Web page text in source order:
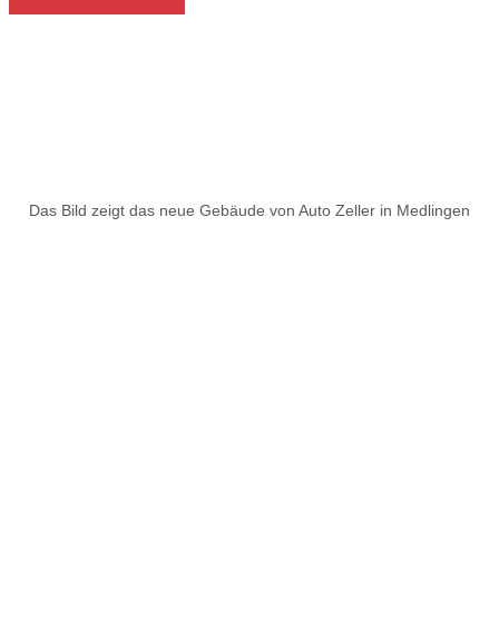
Das Bild zeigt das neue Gebäude von Auto Zeller in Medlingen